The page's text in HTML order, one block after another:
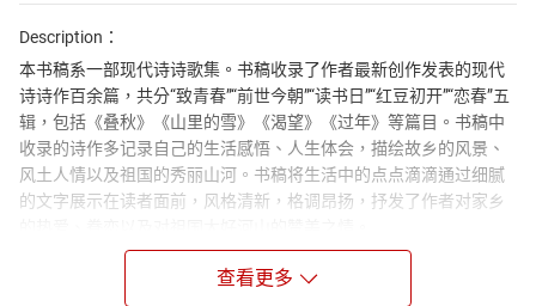
Description：
本书稿系一部现代诗诗歌集。书稿收录了作者最新创作发表的现代
诗诗作百余篇，共分“致青春”“前世今朝”“读书日”“红豆初开”“恋春”五
辑，包括《叠秋》《山里的雪》《渴望》《过年》等篇目。书稿中
收录的诗作多记录自己的生活感悟、人生体会，描绘故乡的风景、
风土人情以及祖国的秀丽山河。书稿将生活中的点点滴滴通过细腻
的文字展示在读者面前，风格清新，格调昂扬，抒发了作者对家乡
Author Biograph：
李红林是云南省作家协会会员，现任丘北县文联主席、《普者黑》
查看更多